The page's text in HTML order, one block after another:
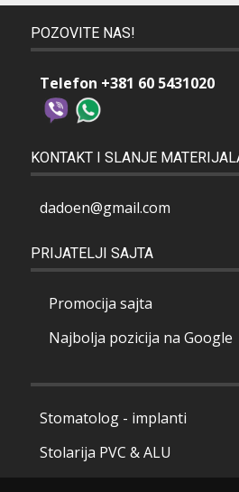
POZOVITE NAS!
Telefon +381 60 5431020
KONTAKT I SLANJE
dadoen@gmail.com
PRIJATELJI SAJTA
Promocija sajta
Najbolja pozicija na Google
Stomatolog - implanti
Stolarija PVC & ALU